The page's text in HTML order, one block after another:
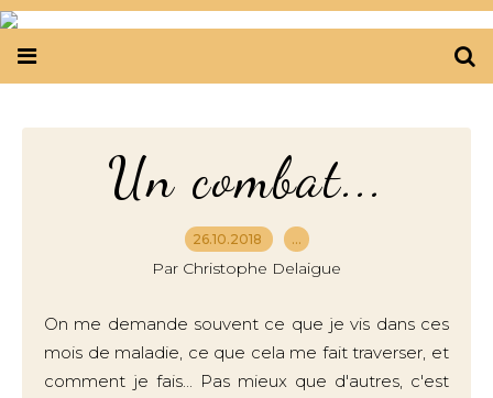
Un combat...
26.10.2018 …
Par Christophe Delaigue
On me demande souvent ce que je vis dans ces
mois de maladie, ce que cela me fait traverser, et
comment je fais... Pas mieux que d'autres, c'est